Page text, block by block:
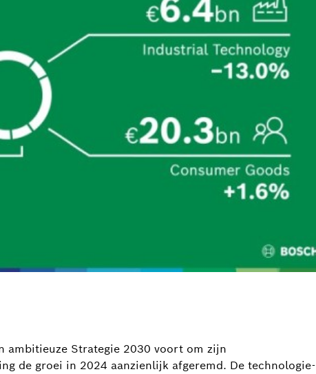
ambitieuze Strategie 2030 voort om zijn
de groei in 2024 aanzienlijk afgeremd. De technologie-